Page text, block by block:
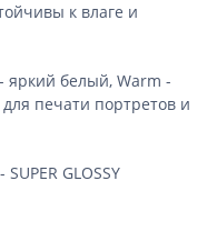
к влаге и
яркий белый, Warm -
печати портретов и
GLOSSY